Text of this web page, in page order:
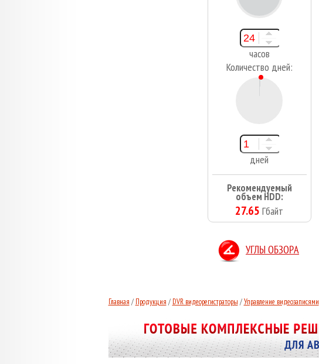
часов
Количество дней:
дней
Рекомендуемый
объем HDD:
27.65 Гбайт
УГЛЫ ОБЗОРА
Главная / Продукция / DVR видеорегистраторы /Управление видеозаписями